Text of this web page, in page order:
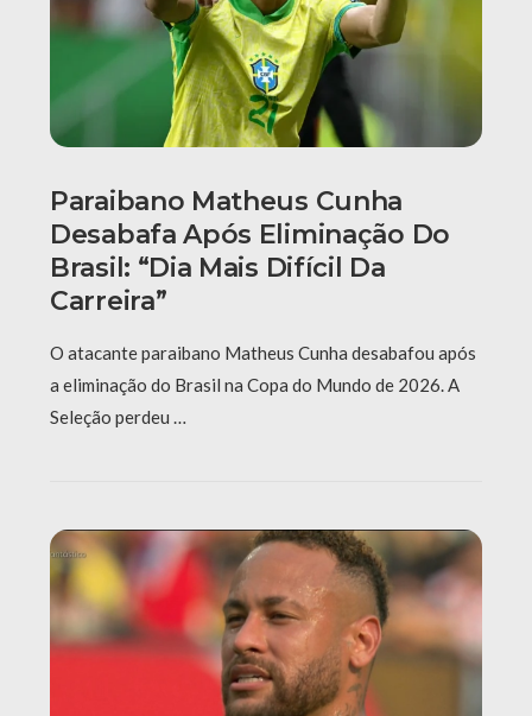
Paraibano Matheus Cunha
Desabafa Após Eliminação Do
Brasil: “Dia Mais Difícil Da
Carreira”
O atacante paraibano Matheus Cunha desabafou após
a eliminação do Brasil na Copa do Mundo de 2026. A
Seleção perdeu …